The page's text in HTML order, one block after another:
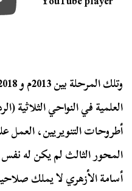
العلمية في النواحي الثلاثية
أطروحات التنويريين،
المحور الثالث لم يكن له نفس
أسامة الأزهري لا يملك